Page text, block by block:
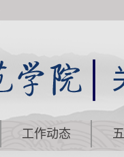
工作动态